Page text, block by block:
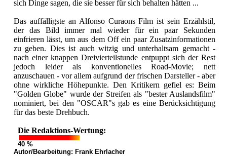
sich Dinge sagen, die sie besser für sich behalten hätten ...
Das auffälligste an Alfonso Curaons Film ist sein Erzählstil,
der das Bild immer mal wieder für ein paar Sekunden
einfrieren lässt, um aus dem Off ein paar Zusatzinformationen
zu geben. Dies ist auch witzig und unterhaltsam gemacht -
nach einer knappen Dreivierteilstunde entpuppt sich der Rest
jedoch leider als konventionelles Road-Movie; nett
anzuschauen - vor allem aufgrund der frischen Darsteller - aber
ohne wirkliche Höhepunkte. Den Kritikern gefiel es: Beim
"Golden Globe" wurde der Streifen als "bester Auslandsfilm"
nominiert, bei den "OSCAR"s gab es eine Berücksichtigung
für das beste Drehbuch.
Die Redaktions-Wertung:
40 %
Autor/Bearbeitung: Frank Ehrlacher